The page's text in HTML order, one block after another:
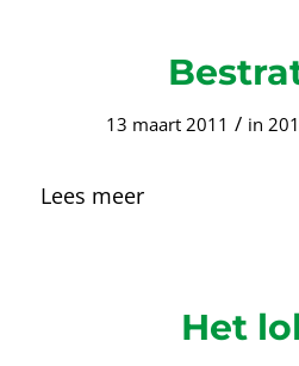
13 maart 2011 / in
Lees meer
Het